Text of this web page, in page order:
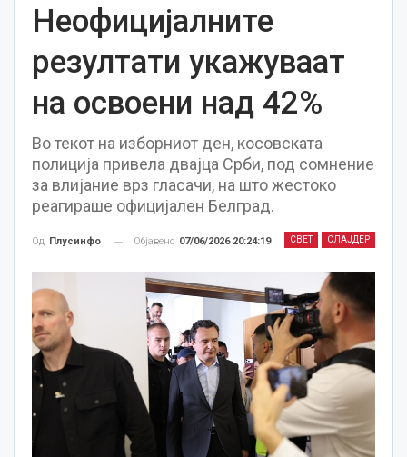
Неофицијалните
резултати укажуваат
на освоени над 42%
Во текот на изборниот ден, косовската
полиција привела двајца Срби, под сомнение
за влијание врз гласачи, на што жестоко
реагираше официјален Белград.
СВЕТ СЛАЈДЕР
Од Плусинфо Објавено 07/06/2026 20:24:19